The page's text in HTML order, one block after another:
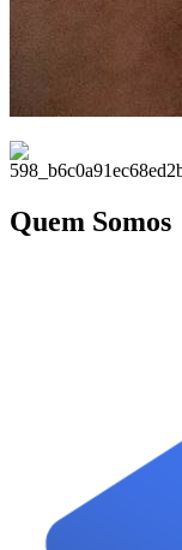
Quem Somos